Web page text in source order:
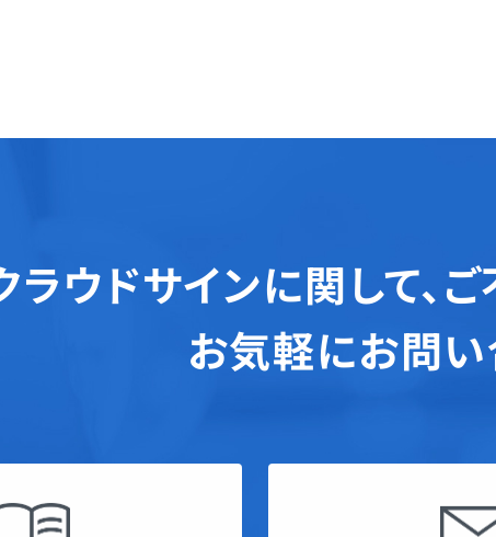
ラウドサインに関して、
お気軽にお問い